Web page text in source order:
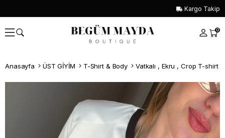
Kargo Takip
0
Anasayfa ÜST GİYİM T-Shirt & Body Vatkalı , Ekru , Crop T-shirt
Whatsapp İle Sipariş ver